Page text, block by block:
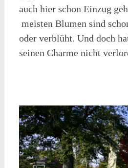
auch hier schon Einzug
meisten Blumen sind
oder verblüht. Und doch
seinen Charme nicht